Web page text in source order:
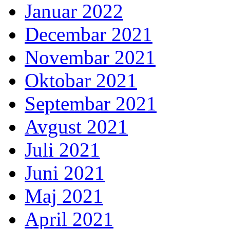
Januar 2022
Decembar 2021
Novembar 2021
Oktobar 2021
Septembar 2021
Avgust 2021
Juli 2021
Juni 2021
Maj 2021
April 2021